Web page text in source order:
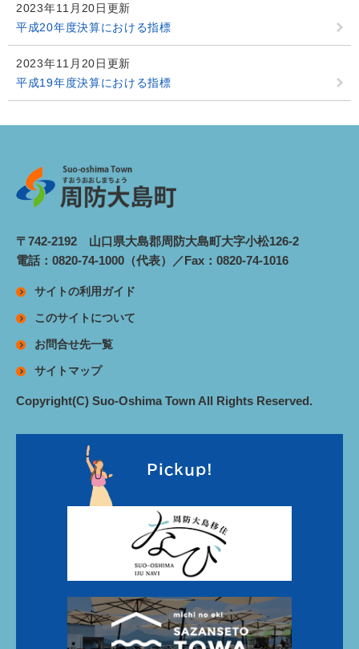
2023年11月20日更新
平成20年度決算における指標
2023年11月20日更新
平成19年度決算における指標
〒742-2192 山口県大島郡周防大島町大字小松126-2
電話：0820-74-1000（代表）／Fax：0820-74-1016
サイトの利用ガイド
このサイトについて
お問合せ先一覧
サイトマップ
Copyright(C) Suo-Oshima Town All Rights Reserved.